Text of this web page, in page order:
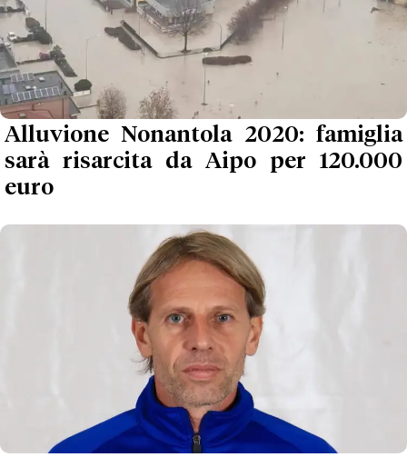
Alluvione Nonantola 2020: famiglia
sarà risarcita da Aipo per 120.000
euro